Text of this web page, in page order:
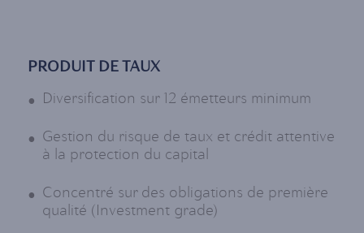
PRODUIT DE TAUX
Diversification sur 12 émetteurs minimum
Gestion du risque de taux et crédit attentive
à la protection du capital
Concentré sur des obligations de première
qualité (Investment grade)